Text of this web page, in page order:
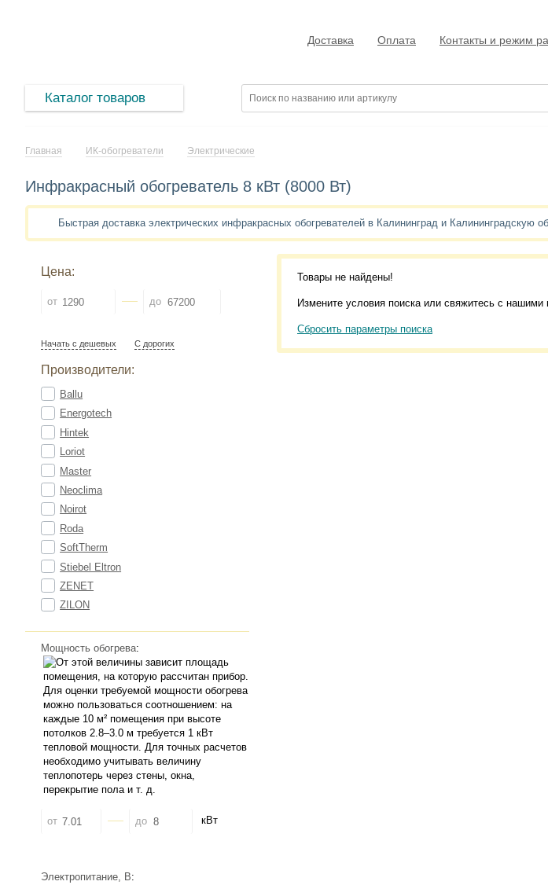
Доставка Оплата Контакты и режим
Каталог товаров
Главная ИК-обогреватели Электрические
Инфракрасный обогреватель 8 кВт (8000 Вт)
Быстрая доставка электрических инфракрасных обогревателей в Калининград и Калининградскую
Цена:
от до
Начать с дешевых С дорогих
Производители:
Ballu
Energotech
Hintek
Loriot
Master
Neoclima
Noirot
Roda
SoftTherm
Stiebel Eltron
ZENET
ZILON
Мощность обогрева:
от до кВт
Электропитание, В:
Товары не найдены!
Измените условия поиска или свяжитесь с
Сбросить параметры поиска